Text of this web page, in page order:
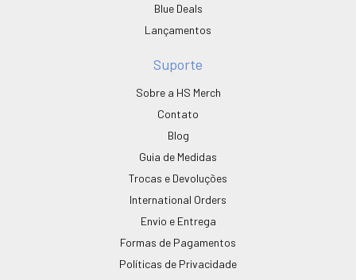
Blue Deals
Lançamentos
Suporte
Sobre a HS Merch
Contato
Blog
Guia de Medidas
Trocas e Devoluções
International Orders
Envio e Entrega
Formas de Pagamentos
Políticas de Privacidade